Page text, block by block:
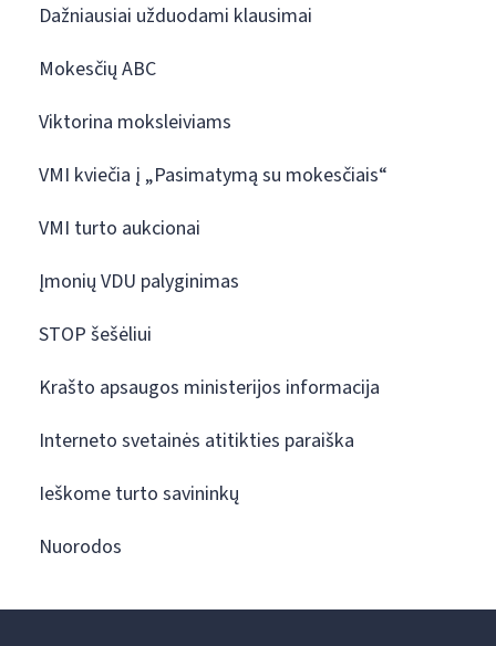
Dažniausiai užduodami klausimai
Mokesčių ABC
Viktorina moksleiviams
VMI kviečia į „Pasimatymą su mokesčiais“
VMI turto aukcionai
Įmonių VDU palyginimas
STOP šešėliui
Krašto apsaugos ministerijos informacija
Interneto svetainės atitikties paraiška
Ieškome turto savininkų
Nuorodos